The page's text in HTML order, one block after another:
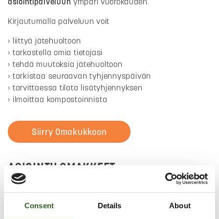
Consent Details About
Kirjautumalla palveluun voit
liittyä jätehuoltoon
tarkastella omia tietojasi
tehdä muutoksia jätehuoltoon
tarkistaa seuraavan tyhjennyspäivän
tarvittaessa tilata lisätyhjennyksen
ilmoittaa kompostoinnista
Siirry Omakukkoon
ASIOINTILOMAKKEET
Jos et halua kirjautua, voit myös ottaa meihin yhteyttä
sähköisellä lomakkeella.